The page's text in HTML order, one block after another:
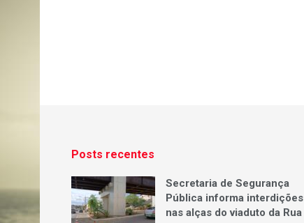
Posts recentes
Secretaria de Segurança
Pública informa interdições
nas alças do viaduto da Rua